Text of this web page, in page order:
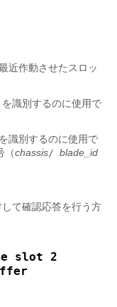
近作動させたスロッ
識別するのに使用で
識別するのに使用で
（chassis/ blade_id
て確認応答を行う方
slot 2